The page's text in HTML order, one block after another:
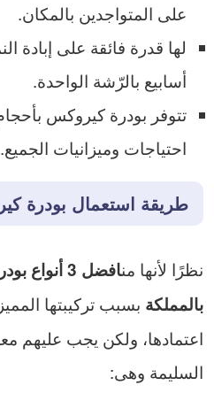
على المتواجدين بالمكان.
لها قدرة فائقة على إبادة
أسابيع بالرّشة الواحدة.
تتوفر بودرة كيروكس
احتياجات وميزانيات الجميع.
طريقة استعمال بودرة
نظرًا لأنها من
افضل 3
بالمملكة بسبب تركيبتها
اعتمادها، ولكن يجب عليهم
السليمة وهى: